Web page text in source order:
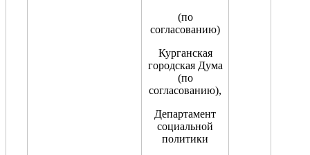
(по
согласованию)
Курганская
городская Дума
(по
согласованию),
Департамент
социальной
политики